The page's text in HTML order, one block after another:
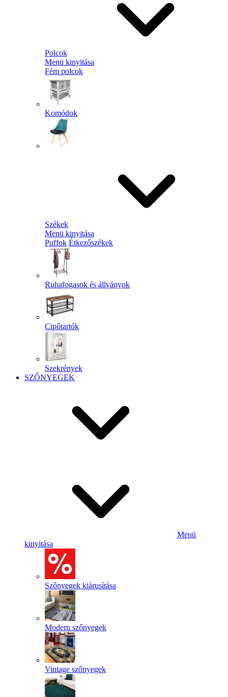
Polcok
Menü kinyitása
Fém polcok
Komódok
Székek
Menü kinyitása
Puffok Étkezőszékek
Ruhafogasok és állványok
Cipőtartók
Szekrények
SZŐNYEGEK
Menü
kinyitása
Szőnyegek kiárusítása
Modern szőnyegek
Vintage szőnyegek